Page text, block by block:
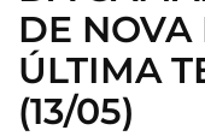
DE NOVA
ÚLTIMA
(13/05)